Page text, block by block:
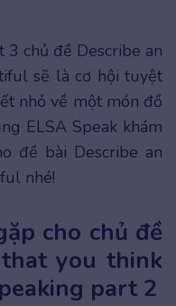
3 chủ đề Describe an
sẽ là cơ hội tuyệt
nhỏ về một món đồ
ELSA Speak khám
đề bài Describe an
nhé!
cho chủ đề
you think
part 2